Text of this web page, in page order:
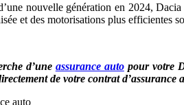
nouvelle génération en 2024,
et des motorisations plus efficientes
d’une assurance autopour votre
de votre contrat d’assurance
auto